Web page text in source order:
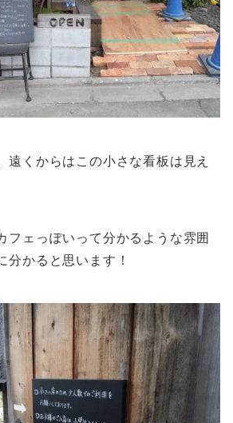
遠くからはこの小さな看板は見え
フェっぽいって分かるような雰囲
分かると思います！